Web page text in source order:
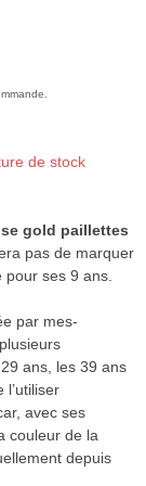
de stock
gold paillettes
pas de marquer
ses 9 ans.
par mes-
ans, les 39 ans
avec ses
couleur de la
depuis